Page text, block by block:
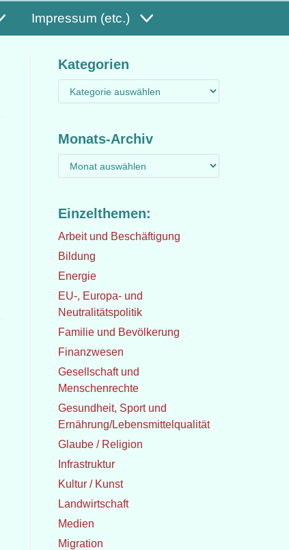
Impressum (etc.)
Kategorien
Monats-Archiv
Einzelthemen:
Arbeit und Beschäftigung
Bildung
Energie
EU-, Europa- und
Neutralitätspolitik
Familie und Bevölkerung
Finanzwesen
Gesellschaft und
Menschenrechte
Gesundheit, Sport und
Ernährung/Lebensmittelqualität
Glaube / Religion
Infrastruktur
Kultur / Kunst
Landwirtschaft
Medien
Migration